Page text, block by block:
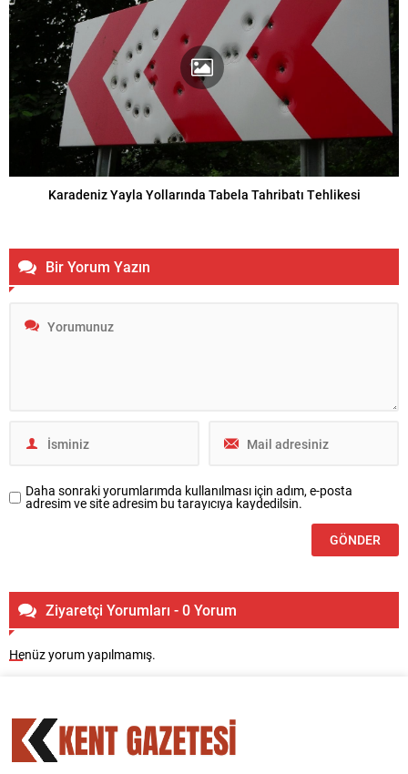
Karadeniz Yayla Yollarında Tabela Tahribatı Tehlikesi
Bir Yorum Yazın
Daha sonraki yorumlarımda kullanılması için adım, e-posta
adresim ve site adresim bu tarayıcıya kaydedilsin.
Ziyaretçi Yorumları - 0 Yorum
Henüz yorum yapılmamış.